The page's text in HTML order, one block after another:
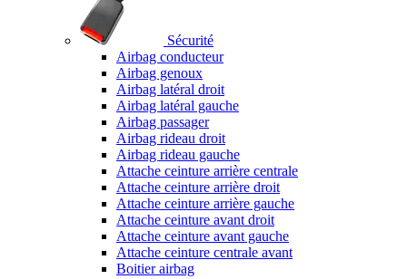
Sécurité
Airbag conducteur
Airbag genoux
Airbag latéral droit
Airbag latéral gauche
Airbag passager
Airbag rideau droit
Airbag rideau gauche
Attache ceinture arrière centrale
Attache ceinture arrière droit
Attache ceinture arrière gauche
Attache ceinture avant droit
Attache ceinture avant gauche
Attache ceinture centrale avant
Boitier airbag